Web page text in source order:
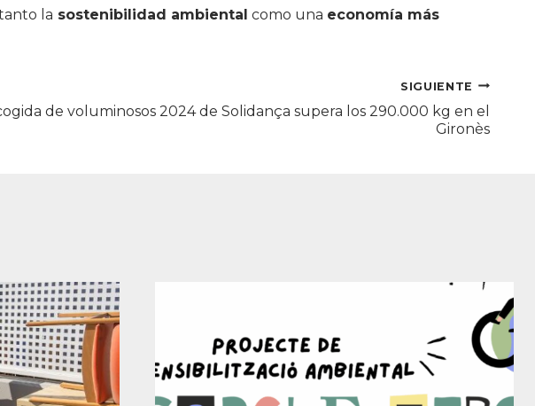
la sostenibilidad ambiental como una economía más
SIGUIENTE
de voluminosos 2024 de Solidança supera los 290.000 kg en el
Gironès